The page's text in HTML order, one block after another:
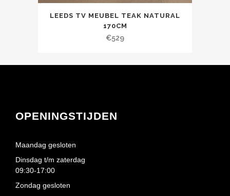
LEEDS TV MEUBEL TEAK NATURAL
170CM
€529
OPENINGSTIJDEN
Maandag gesloten
Dinsdag t/m zaterdag
09:30-17:00
Zondag gesloten